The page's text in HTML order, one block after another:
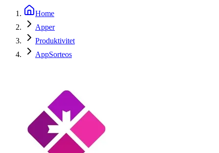
Home
Apper
Produktivitet
AppSorteos